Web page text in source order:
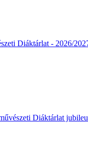
Diáktárlat - 2026/
Diáktárlat